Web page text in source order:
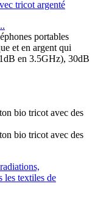
portables
et en argent qui
en 3.5GHz), 30dB